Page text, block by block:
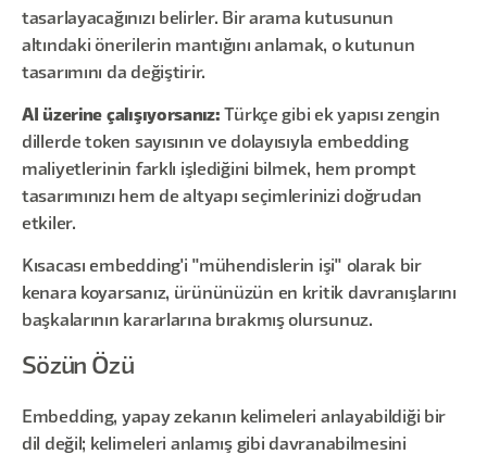
tasarlayacağınızı belirler. Bir arama kutusunun
altındaki önerilerin mantığını anlamak, o kutunun
tasarımını da değiştirir.
AI üzerine çalışıyorsanız: Türkçe gibi ek yapısı zengin
dillerde token sayısının ve dolayısıyla embedding
maliyetlerinin farklı işlediğini bilmek, hem prompt
tasarımınızı hem de altyapı seçimlerinizi doğrudan
etkiler.
Kısacası embedding'i "mühendislerin işi" olarak bir
kenara koyarsanız, ürününüzün en kritik davranışlarını
başkalarının kararlarına bırakmış olursunuz.
Sözün Özü
Embedding, yapay zekanın kelimeleri anlayabildiği bir
dil değil; kelimeleri anlamış gibi davranabilmesini